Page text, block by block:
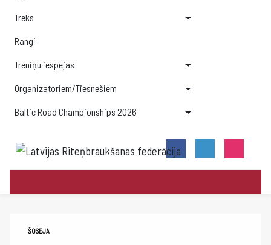
Treks
Rangi
Treniņu iespējas
Organizatoriem/Tiesnešiem
Baltic Road Championships 2026
ŠOSEJA